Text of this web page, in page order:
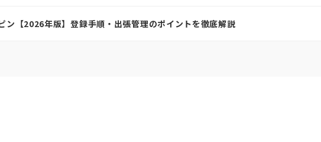
ン【2026年版】登録手順・出張管理のポイントを徹底解説